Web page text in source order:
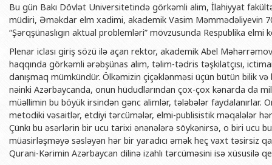
BDU-nun üzv olduğu beynəlxalq təşkilatlar
BDU-nun qrant layihələri
Rektorlarımız
BDU-nun məzunları
Fəxri doktorlarımız
BDU-da təhsil
BDU-da tədris olunan ixtisaslar
Universitet tarixinin ən mühüm hadisələri
Həmkarlar İttifaqı Komitəsi
Tədris Metodiki Şura
Xarici tələbələrlə iş şöbəsi
İctimaiyyətlə əlaqələr və
Humanitar məsələlər və gənclər
İnsan resursları və hüquq şöbəsi
Sənədlər və Müraciətlərlə iş
Maliyyə və təminat Departamenti
Keyfiyyətin təminatı, monitorinq
Psixoloji Yardım Sektoru
Biologiya fakültəsi
Ekologiya və
Coğrafiya fakültəsi
Geologiya fakültəsi
Filologiya fakültəsi
Tarix fakültəsi
Beynəlxalq
Hüquq fakültəsi
Şəxsi
Publik
Bu gün Bakı Dövlət Universitetində görkəmli alim, İlahiyyat
müdiri, Əməkdar elm xadimi, akademik Vasim Məmmədəliyevin
“Şərqşünaslıgın aktual problemləri” mövzusunda Respublika elmi
Plenar iclası giriş sözü ilə açan rektor, akademik Abel
haqqında görkəmli ərəbşünas alim, təlim-tədris təşkilatçısı,
danışmaq mümkündür. Ölkəmizin çiçəklənməsi üçün bütün bilik
nəinki Azərbaycanda, onun hüdudlarından çox-çox kənarda da
müəllimin bu böyük irsindən gənc alimlər, tələbələr faydalanırlar.
metodiki vəsaitlər, etdiyi tərcümələr, elmi-publisistik məqalələr
Çünkı bu əsərlərin bir ucu tarixi ənənələrə söykənirsə, o biri ucu
müasirləşməyə səsləyən hər bir yaradıcı əmək heç vaxt təsirsiz
Qurani-Kərimin Azərbaycan dilinə izahlı tərcüməsini isə xüsusilə